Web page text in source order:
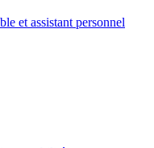
et assistant personnel